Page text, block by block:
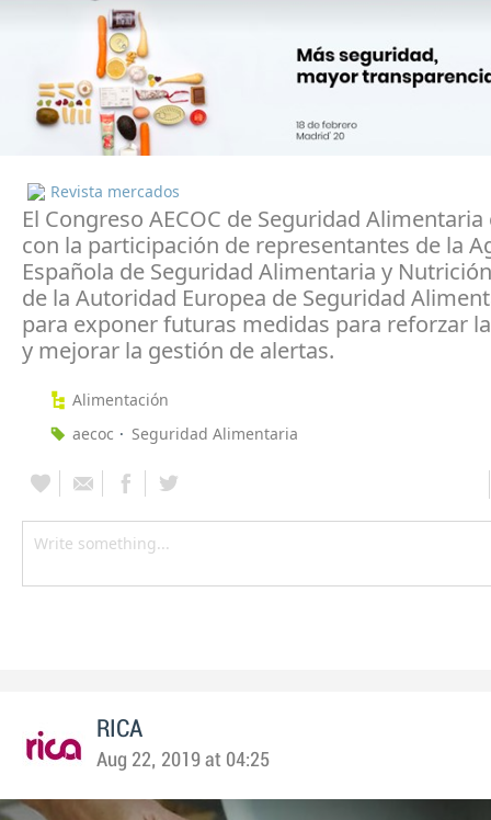
Revista mercados
El Congreso AECOC de Seguridad
con la participación de representantes de la
Española de Seguridad Alimentaria y Nutrición
de la Autoridad Europea de Seguridad
para exponer futuras medidas para reforzar
y mejorar la gestión de alertas.
Alimentación
aecoc
Seguridad Alimentaria
RICA
Aug 22, 2019 at 04:25